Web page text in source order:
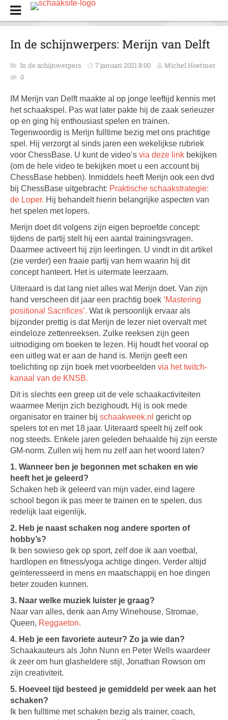
In de schijnwerpers: Merijn van Delft
In de schijnwerpers 7 januari 2021 8:00
Michel Hoetmer
0
IM Merijn van Delft maakte al op jonge leeftijd kennis met
het schaakspel. Pas wat later pakte hij de zaak serieuzer
op en ging hij enthousiast spelen en trainen.
Tegenwoordig is Merijn fulltime bezig met ons prachtige
spel. Hij verzorgt al sinds jaren een wekelijkse rubriek
voor ChessBase. U kunt de video’s via deze link bekijken
(om de hele video te bekijken moet u een account bij
ChessBase hebben). Inmiddels heeft Merijn ook een dvd
bij ChessBase uitgebracht: Praktische schaakstrategie:
de Loper. Hij behandelt hierin belangrijke aspecten van
het spelen met lopers.
Merijn doet dit volgens zijn eigen beproefde concept:
tijdens de partij stelt hij een aantal trainingsvragen.
Daarmee activeert hij zijn leerlingen. U vindt in dit artikel
(zie verder) een fraaie partij van hem waarin hij dit
concept hanteert. Het is uitermate leerzaam.
Uiteraard is dat lang niet alles wat Merijn doet. Van zijn
hand verscheen dit jaar een prachtig boek ‘Mastering
positional Sacrifices’. Wat ik persoonlijk ervaar als
bijzonder prettig is dat Merijn de lezer niet overvalt met
eindeloze zettenreeksen. Zulke reeksen zijn geen
uitnodiging om boeken te lezen. Hij houdt het vooral op
een uitleg wat er aan de hand is. Merijn geeft een
toelichting op zijn boek met voorbeelden via het twitch-
kanaal van de KNSB.
Dit is slechts een greep uit de vele schaakactiviteiten
waarmee Merijn zich bezighoudt. Hij is ook mede
organisator en trainer bij schaakweek.nl gericht op
spelers tot en met 18 jaar. Uiteraard speelt hij zelf ook
nog steeds. Enkele jaren geleden behaalde hij zijn eerste
GM-norm. Zullen wij hem nu zelf aan het woord laten?
1. Wanneer ben je begonnen met schaken en wie
heeft het je geleerd?
Schaken heb ik geleerd van mijn vader, eind lagere
school begon ik pas meer te trainen en te spelen, dus
redelijk laat eigenlijk.
2. Heb je naast schaken nog andere sporten of
hobby’s?
Ik ben sowieso gek op sport, zelf doe ik aan voetbal,
hardlopen en fitness/yoga achtige dingen. Verder altijd
geïnteresseerd in mens en maatschappij en hoe dingen
beter zouden kunnen.
3. Naar welke muziek luister je graag?
Naar van alles, denk aan Amy Winehouse, Stromae,
Queen, Reggaeton.
4. Heb je een favoriete auteur? Zo ja wie dan?
Schaakauteurs als John Nunn en Peter Wells waardeer
ik zeer om hun glasheldere stijl, Jonathan Rowson om
zijn creativiteit.
5. Hoeveel tijd besteed je gemiddeld per week aan het
schaken?
Ik ben fulltime met schaken bezig als trainer, coach,